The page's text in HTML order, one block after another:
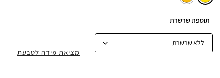
תוספת שרשרת
מציאת מידה לטבעת